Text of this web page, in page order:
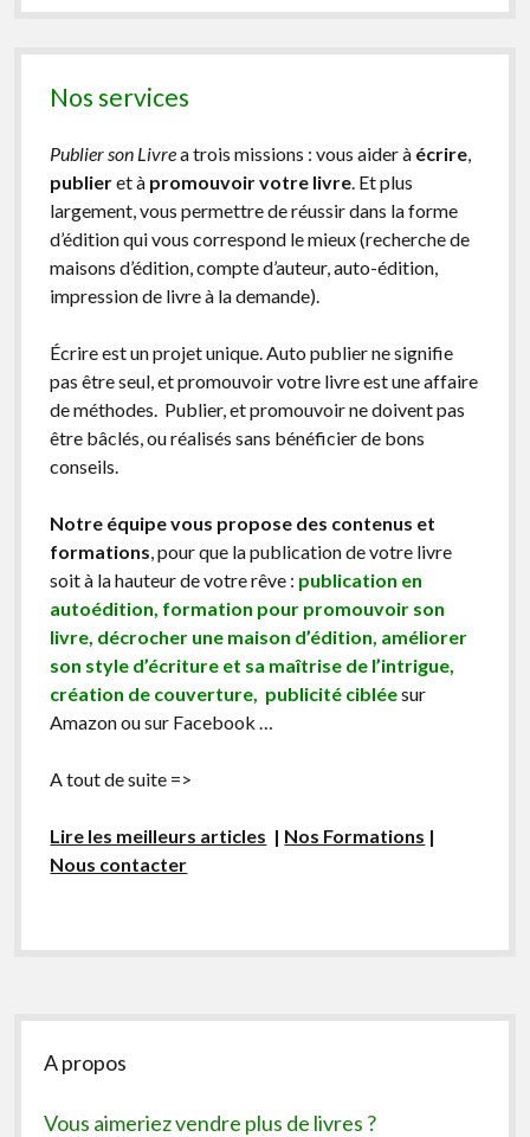
Nos services
Publier son Livrea trois missions : vous aider à écrire
publieret à promouvoir votre livre . Et plus
largement, vous permettre de réussir dans la forme
d’édition qui vous correspond le mieux (recherche de
maisons d’édition, compte d’auteur, auto-édition,
impression de livre à la demande).
Écrire est un projet unique. Auto publier ne signifie
pas être seul, et promouvoir votre livre est une affaire
de méthodes. Publier, et promouvoir ne doivent pas
être bâclés, ou réalisés sans bénéficier de bons
conseils.
Notre équipe vous propose des contenus et
formations , pour que la publication de votre livre
soit à la hauteur de votre rêve : publication en
autoédition, formation pour promouvoir son
livre, décrocher une maison d’édition, améliorer
son style d’écriture et sa maîtrise de l’intrigue,
création de couverture, publicité cibléesur
Amazon ou sur Facebook …
A tout de suite =>
Lire les meilleurs articles | Nos Formations |
Nous contacter
Sidebar
A propos
Vous aimeriez vendre plus de livres ?